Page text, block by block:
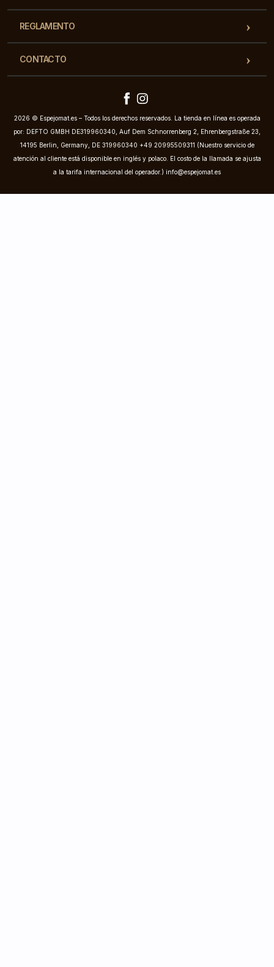
REGLAMENTO
CONTACTO
2026 © Espejomat.es – Todos los derechos reservados. La tienda en línea es operada
por: DEFTO GMBH DE319960340, Auf Dem Schnorrenberg 2, Ehrenbergstraße 23,
14195 Berlin, Germany, DE 319960340 +49 20995509311 (Nuestro servicio de
atención al cliente está disponible en inglés y polaco. El costo de la llamada se ajusta
a la tarifa internacional del operador.) info@espejomat.es